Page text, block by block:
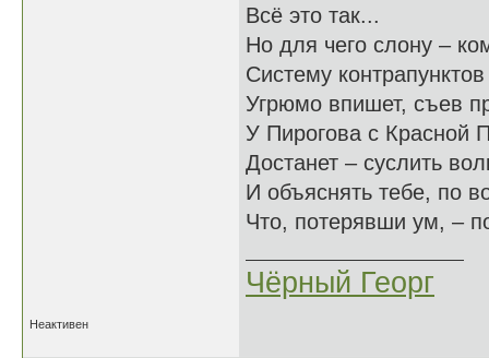
Всё это так...
Но для чего слону –
Систему
Угрюмо впишет, съев
У Пирогова с Красной
Достанет – суслить
И объяснять тебе, по
Что, потерявши ум, –
Чёрный Георг
Неактивен